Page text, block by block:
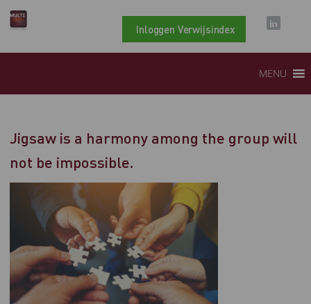
Inloggen Verwijsindex
MENU
Jigsaw is a harmony among the group will
not be impossible.